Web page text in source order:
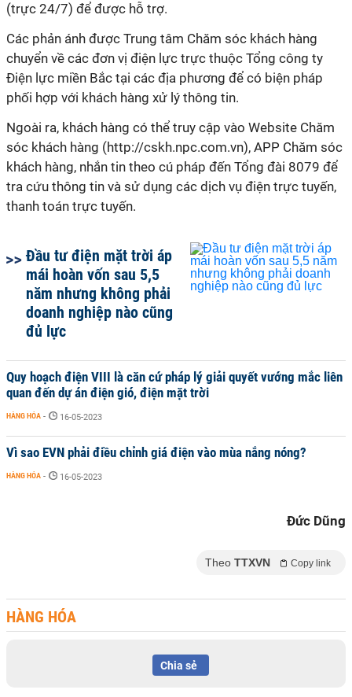
(trực 24/7) để được hỗ trợ.
Các phản ánh được Trung tâm Chăm sóc khách hàng
chuyển về các đơn vị điện lực trực thuộc Tổng công ty
Điện lực miền Bắc tại các địa phương để có biện pháp
phối hợp với khách hàng xử lý thông tin.
Ngoài ra, khách hàng có thể truy cập vào Website Chăm
sóc khách hàng (http://cskh.npc.com.vn), APP Chăm sóc
khách hàng, nhắn tin theo cú pháp đến Tổng đài 8079 để
tra cứu thông tin và sử dụng các dịch vụ điện trực tuyến,
thanh toán trực tuyến.
Đầu tư điện mặt trời áp
mái hoàn vốn sau 5,5
năm nhưng không phải
doanh nghiệp nào cũng
đủ lực
Quy hoạch điện VIII là căn cứ pháp lý giải quyết vướng mắc liên
quan đến dự án điện gió, điện mặt trời
HÀNG HÓA - 16-05-2023
Vì sao EVN phải điều chỉnh giá điện vào mùa nắng nóng?
HÀNG HÓA - 16-05-2023
Đức Dũng
Theo TTXVN Copy link
HÀNG HÓA
Chia sẻ